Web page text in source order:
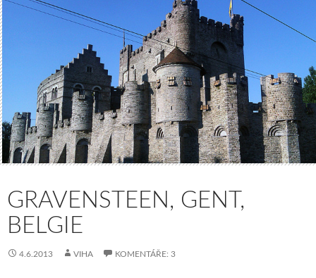
GRAVENSTEEN, GENT,
BELGIE
4.6.2013 VIHA KOMENTÁŘE: 3